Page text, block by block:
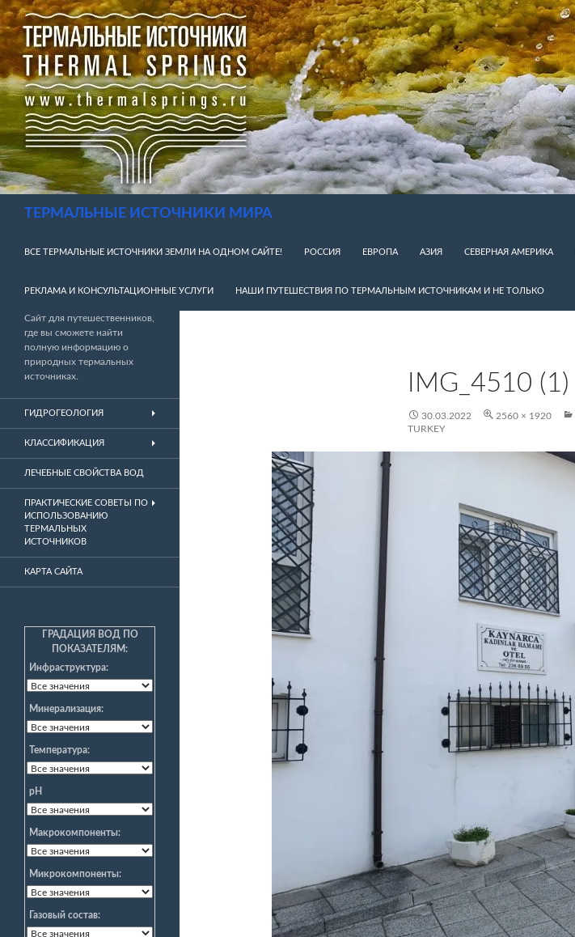
Перейти
к
содержимому
ТЕРМАЛЬНЫЕ ИСТОЧНИКИ МИРА
ВСЕ ТЕРМАЛЬНЫЕ ИСТОЧНИКИ ЗЕМЛИ НА ОДНОМ САЙТЕ! РОССИЯ ЕВРОПА АЗИЯ СЕВЕРНАЯ АМЕРИКА
РЕКЛАМА И КОНСУЛЬТАЦИОННЫЕ УСЛУГИ НАШИ ПУТЕШЕСТВИЯ ПО ТЕРМАЛЬНЫМ ИСТОЧНИКАМ И НЕ ТОЛЬКО
IMG_4510 (1)
30.03.2022 2560 × 1920
TURKEY
Сайт для путешественников,
где вы сможете найти
полную информацию о
природных термальных
источниках.
ГИДРОГЕОЛОГИЯ
КЛАССИФИКАЦИЯ
ЛЕЧЕБНЫЕ СВОЙСТВА ВОД
ПРАКТИЧЕСКИЕ СОВЕТЫ ПО
ИСПОЛЬЗОВАНИЮ
ТЕРМАЛЬНЫХ
ИСТОЧНИКОВ
КАРТА САЙТА
ГРАДАЦИЯ ВОД ПО
ПОКАЗАТЕЛЯМ:
Инфраструктура:
Минерализация:
Температура:
pH
Макрокомпоненты:
Микрокомпоненты:
Газовый состав: